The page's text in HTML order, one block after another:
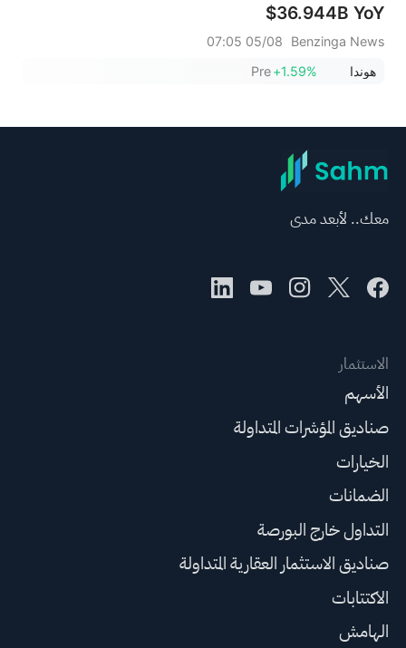
$36.944B YoY
Benzinga News
05/08 07:05
هوندا
+1.59%
Pre
معك.. لأبعد مدى
الاستثمار
الأسهم
صناديق المؤشرات المتداولة
الخيارات
الضمانات
التداول خارج البورصة
صناديق الاستثمار العقارية المتداولة
الاكتتابات
الهامش